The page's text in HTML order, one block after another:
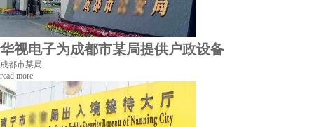
华视电子为成都市某局提供户政设备
成都市某局
read more